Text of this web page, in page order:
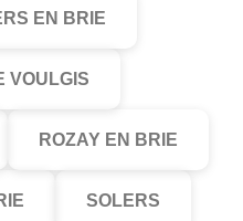
EN BRIE
VOULGIS
ROZAY EN BRIE
SOLERS